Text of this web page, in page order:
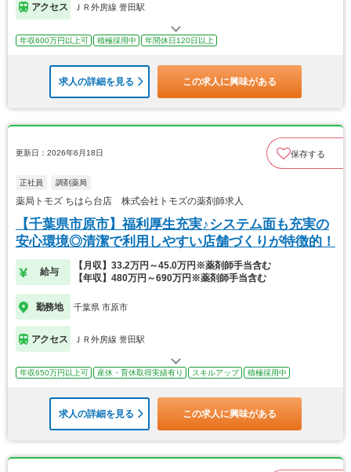
アクセス ＪＲ外房線 誉田駅
年収600万円以上可 積極採用中 年間休日120日以上
求人の詳細を見る この求人に興味がある
更新日：2026年6月18日 保存する
正社員 調剤薬局
薬局トモズ ちはら台店 株式会社トモズの薬剤師求人
【千葉県市原市】福利厚生充実♪システム面も充実の
安心環境◎清潔で利用しやすい店舗づくりが特徴的！
給与
【月収】33.2万円～45.0万円※薬剤師手当含む
【年収】480万円～690万円※薬剤師手当含む
勤務地 千葉県 市原市
アクセス ＪＲ外房線 誉田駅
年収650万円以上可 産休・育休取得実績有り スキルアップ 積極採用中
求人の詳細を見る この求人に興味がある